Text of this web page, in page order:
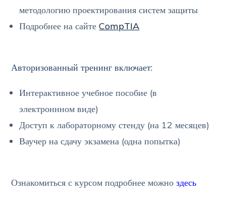
методологию проектирования систем защиты
Подробнее на сайтеCompTIA
Авторизованный тренинг включает:
Интерактивное учебное пособие (в
электроннном виде)
Доступ к лабораторному стенду (на 12 месяцев)
Ваучер на сдачу экзамена (одна попытка)
Ознакомиться с курсом подробнее можноздесь